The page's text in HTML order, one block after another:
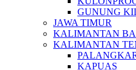
GUNUNG
JAWA TIMUR
KALIMANTAN
KALIMANTAN
KAPUAS